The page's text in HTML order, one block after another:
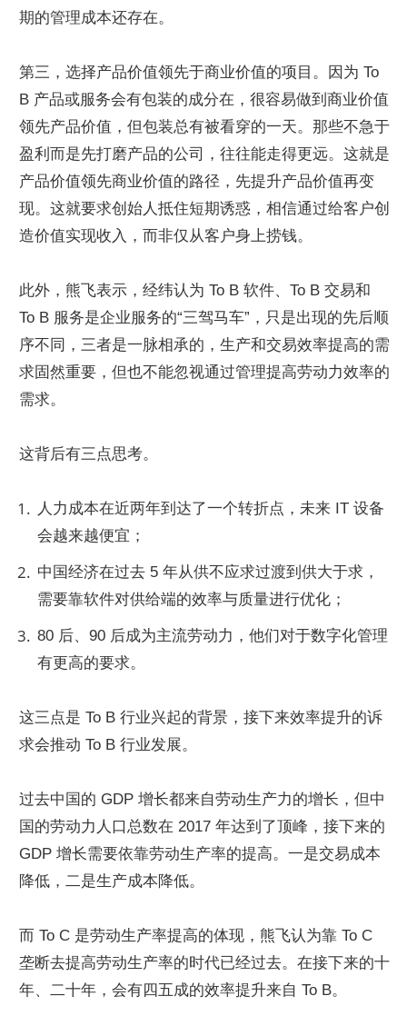
期的管理成本还存在。
第三，选择产品价值领先于商业价值的项目。因为 To
B 产品或服务会有包装的成分在，很容易做到商业价值
领先产品价值，但包装总有被看穿的一天。那些不急于
盈利而是先打磨产品的公司，往往能走得更远。这就是
产品价值领先商业价值的路径，先提升产品价值再变
现。这就要求创始人抵住短期诱惑，相信通过给客户创
造价值实现收入，而非仅从客户身上捞钱。
此外，熊飞表示，经纬认为 To B 软件、To B 交易和
To B 服务是企业服务的“三驾马车”，只是出现的先后顺
序不同，三者是一脉相承的，生产和交易效率提高的需
求固然重要，但也不能忽视通过管理提高劳动力效率的
需求。
这背后有三点思考。
人力成本在近两年到达了一个转折点，未来 IT 设备
会越来越便宜；
中国经济在过去 5 年从供不应求过渡到供大于求，
需要靠软件对供给端的效率与质量进行优化；
80 后、90 后成为主流劳动力，他们对于数字化管理
有更高的要求。
这三点是 To B 行业兴起的背景，接下来效率提升的诉
求会推动 To B 行业发展。
过去中国的 GDP 增长都来自劳动生产力的增长，但中
国的劳动力人口总数在 2017 年达到了顶峰，接下来的
GDP 增长需要依靠劳动生产率的提高。一是交易成本
降低，二是生产成本降低。
而 To C 是劳动生产率提高的体现，熊飞认为靠 To C
垄断去提高劳动生产率的时代已经过去。在接下来的十
年、二十年，会有四五成的效率提升来自 To B。